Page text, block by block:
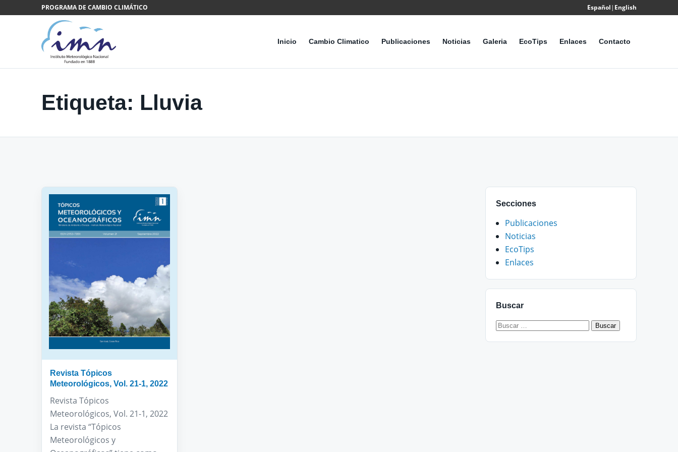
Saltar al contenidoPROGRAMA DE CAMBIO CLIMÁTICO Español| English
Inicio Cambio Climatico Publicaciones Noticias Galeria EcoTips Enlaces Contacto
Etiqueta: Lluvia
Revista Tópicos
Meteorológicos, Vol. 21-1, 2022
Revista Tópicos
Meteorológicos, Vol. 21-1, 2022
La revista “Tópicos
Meteorológicos y
Secciones
Publicaciones
Noticias
EcoTips
Enlaces
Buscar
Buscar: